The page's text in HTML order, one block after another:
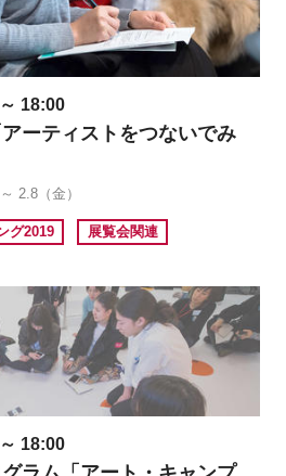
18:00
ーティストをつないでみ
2.8（金）
グ2019 展覧会関連
18:00